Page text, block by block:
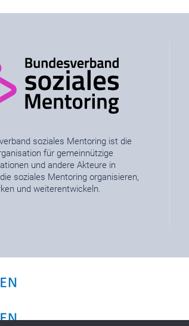
soziales Mentoring ist die
für gemeinnützige
und andere Akteure in
soziales Mentoring organisieren,
und weiterentwickeln.